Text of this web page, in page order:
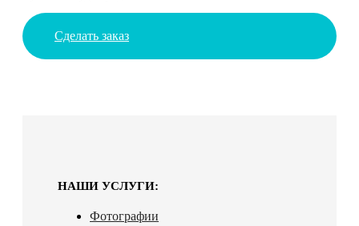
Сделать заказ
НАШИ УСЛУГИ:
Фотографии